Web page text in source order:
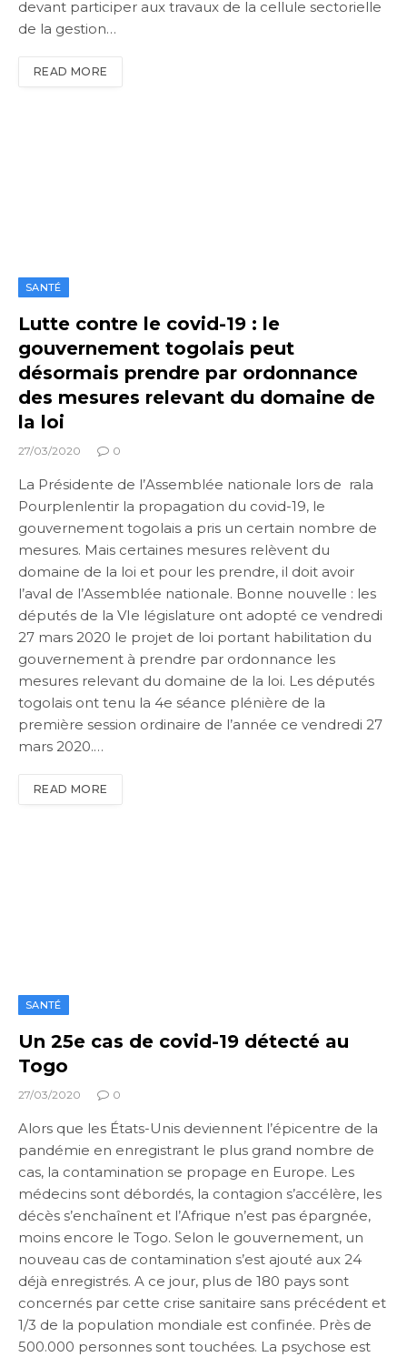
devant participer aux travaux de la cellule sectorielle
de la gestion…
READ MORE
SANTÉ
Lutte contre le covid-19 : le
gouvernement togolais peut
désormais prendre par ordonnance
des mesures relevant du domaine de
la loi
27/03/2020 0
La Présidente de l’Assemblée nationale lors de rala
Pourplenlentir la propagation du covid-19, le
gouvernement togolais a pris un certain nombre de
mesures. Mais certaines mesures relèvent du
domaine de la loi et pour les prendre, il doit avoir
l’aval de l’Assemblée nationale. Bonne nouvelle : les
députés de la VIe législature ont adopté ce vendredi
27 mars 2020 le projet de loi portant habilitation du
gouvernement à prendre par ordonnance les
mesures relevant du domaine de la loi. Les députés
togolais ont tenu la 4e séance plénière de la
première session ordinaire de l’année ce vendredi 27
mars 2020.…
READ MORE
SANTÉ
Un 25e cas de covid-19 détecté au
Togo
27/03/2020 0
Alors que les États-Unis deviennent l’épicentre de la
pandémie en enregistrant le plus grand nombre de
cas, la contamination se propage en Europe. Les
médecins sont débordés, la contagion s’accélère, les
décès s’enchaînent et l’Afrique n’est pas épargnée,
moins encore le Togo. Selon le gouvernement, un
nouveau cas de contamination s’est ajouté aux 24
déjà enregistrés. A ce jour, plus de 180 pays sont
concernés par cette crise sanitaire sans précédent et
1/3 de la population mondiale est confinée. Près de
500.000 personnes sont touchées. La psychose est